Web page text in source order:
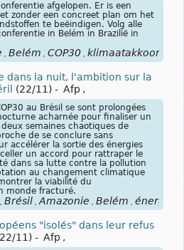
afgelopen. Er is een
zonder een concreet plan om het
te beëindigen. Volg alle
in Belém in Brazilië in
Belém COP30 klimaatakkoord
dans la nuit, l'ambition sur la
(22/11) - Afp ,
au Brésil se sont prolongées
acharnée pour finaliser un
semaines chaotiques de
de se conclure sans
accélérer la sortie des énergies
un accord pour rattraper le
dans sa lutte contre la pollution
au changement climatique
la viabilité du
monde fracturé.
Brésil Amazonie Belém énergies
"isolés" dans leur refus
11) - Afp ,